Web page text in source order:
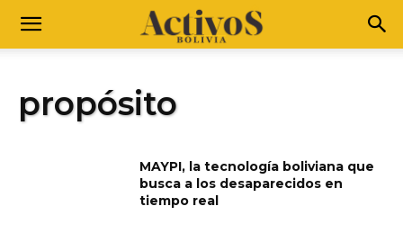
propósito
MAYPI, la tecnología boliviana que
busca a los desaparecidos en
tiempo real